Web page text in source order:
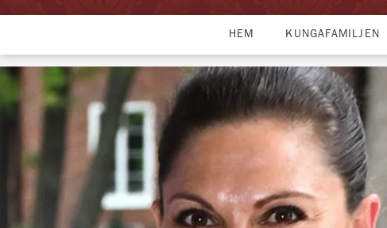
HEM KUNGAFAMILJEN